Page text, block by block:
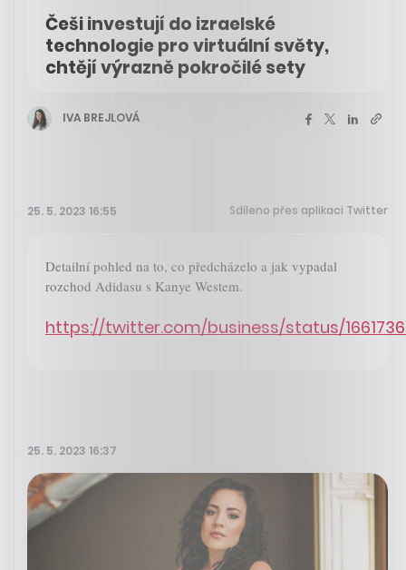
Češi investují do izraelské
technologie pro virtuální světy,
chtějí výrazně pokročilé sety
IVA BREJLOVÁ
25. 5. 2023 16:55 Sdíleno přes aplikaci Twitter
Detailní pohled na to, co předcházelo a jak vypadal
rozchod Adidasu s Kanye Westem.
https://twitter.com/business/status/
25. 5. 2023 16:37